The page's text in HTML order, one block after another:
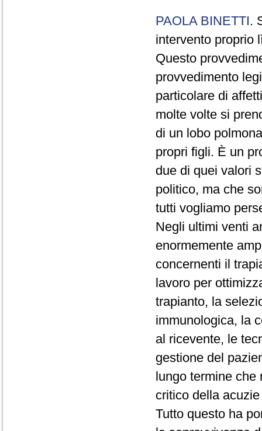
PAOLA BINETTI.
intervento proprio
Questo
provvedimento
particolare di
molte volte si
di un lobo
propri figli. È un
due di quei valori
politico, ma che
tutti vogliamo
Negli ultimi venti
enormemente
concernenti il
lavoro per
trapianto, la
immunologica, la
al ricevente, le
gestione del
lungo termine che
critico della
Tutto questo ha